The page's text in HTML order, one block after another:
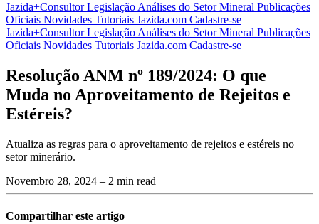
Jazida+ConsultorLegislação Análises do Setor Mineral Publicações
Oficiais Novidades Tutoriais Jazida.com Cadastre-se
Jazida+ConsultorLegislação Análises do Setor Mineral Publicações
Oficiais Novidades Tutoriais Jazida.com Cadastre-se
Resolução ANM nº 189/2024: O que
Muda no Aproveitamento de Rejeitos e
Estéreis?
Atualiza as regras para o aproveitamento de rejeitos e estéreis no
setor minerário.
Novembro 28, 2024 – 2 min read
Compartilhar este artigo